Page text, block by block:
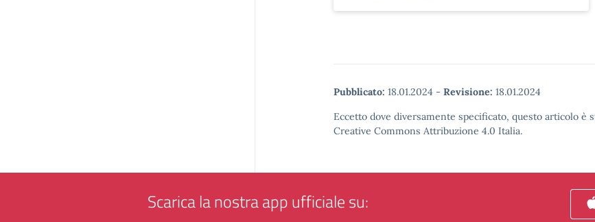
Pubblicato: 18.01.2024 - Revisione: 18.01.2024
Eccetto dove diversamente specificato, questo articolo è
Creative Commons Attribuzione 4.0 Italia.
Scarica la nostra app ufficiale su: